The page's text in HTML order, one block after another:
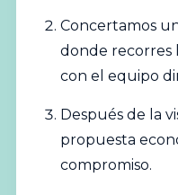
Concertamos
donde recorres
con el equipo
Después de la
propuesta
compromiso.